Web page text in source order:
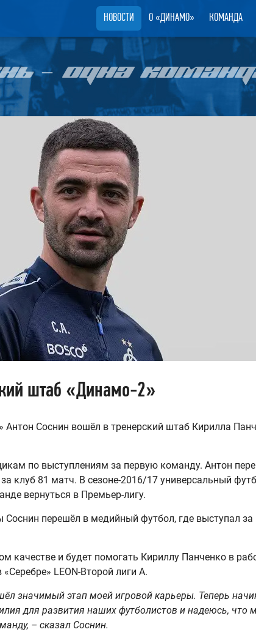
НОВОСТИ О «ДИНАМО» КОМАНДА
– ОДНА
штаб «Динамо-2»
Соснин вошёл в тренерский штаб Кирилла
по выступлениям за первую команду. Антон
клуб 81 матч. В сезоне-2016/17 универсальный
вернуться в Премьер-лигу.
перешёл в медийный футбол, где выступал за
качестве и будет помогать Кириллу Панченко в
LEON-Второй лиги А.
значимый этап моей игровой карьеры. Теперь
для развития наших футболистов и надеюсь, что
– сказал Соснин.